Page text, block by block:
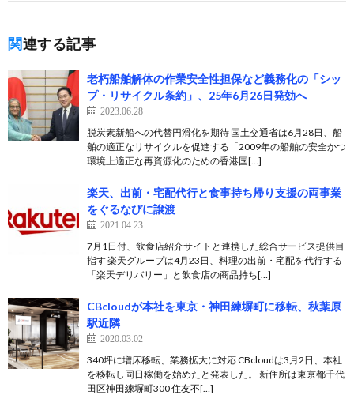
関連する記事
老朽船舶解体の作業安全性担保など義務化の「シッ
プ・リサイクル条約」、25年6月26日発効へ
2023.06.28
脱炭素新船への代替円滑化を期待 国土交通省は6月28日、船
舶の適正なリサイクルを促進する「2009年の船舶の安全かつ
環境上適正な再資源化のための香港国[…]
楽天、出前・宅配代行と食事持ち帰り支援の両事業
をぐるなびに譲渡
2021.04.23
7月1日付、飲食店紹介サイトと連携した総合サービス提供目
指す 楽天グループは4月23日、料理の出前・宅配を代行する
「楽天デリバリー」と飲食店の商品持ち[…]
CBcloudが本社を東京・神田練塀町に移転、秋葉原
駅近隣
2020.03.02
340坪に増床移転、業務拡大に対応 CBcloudは3月2日、本社
を移転し同日稼働を始めたと発表した。 新住所は東京都千代
田区神田練塀町300 住友不[…]